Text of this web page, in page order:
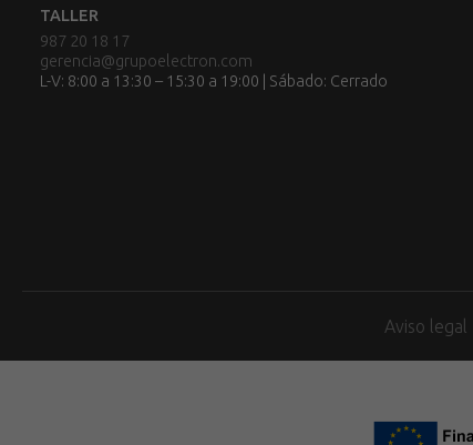
TALLER
987 20 18 17
gerencia@grupoelectron.com
L-V: 8:00 a 13:30 – 15:30 a 19:00 | Sábado: Cerrado
Aviso legal